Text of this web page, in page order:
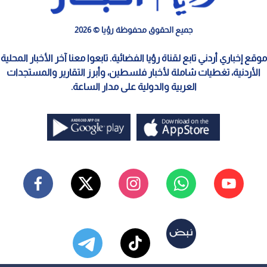
جميع الحقوق محفوظة رؤيا © 2026
موقع إخباري أردني تابع لقناة رؤيا الفضائية. تابعوا معنا آخر الأخبار المحلية
الأردنية، تغطيات شاملة لأخبار فلسطين، وأبرز التقارير والمستجدات
العربية والدولية على مدار الساعة.